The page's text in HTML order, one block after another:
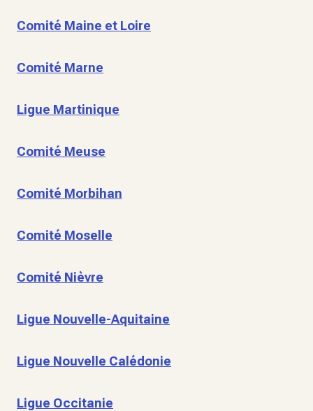
Comité Maine et Loire
Comité Marne
Ligue Martinique
Comité Meuse
Comité Morbihan
Comité Moselle
Comité Nièvre
Ligue Nouvelle-Aquitaine
Ligue Nouvelle Calédonie
Ligue Occitanie